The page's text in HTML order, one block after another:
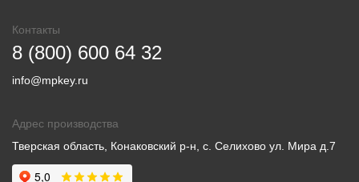
Контакты
8 (800) 600 64 32
info@mpkey.ru
Адрес производства
Тверская область, Конаковский р-н, с. Селихово ул. Мира д.7